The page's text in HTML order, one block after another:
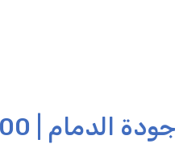
| 0509208300